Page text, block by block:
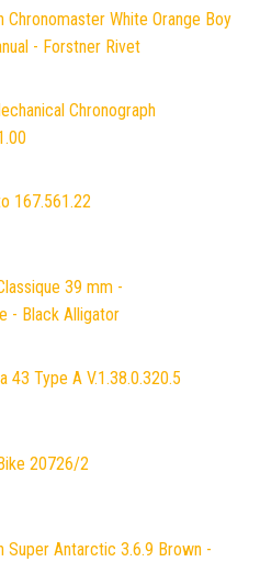
Chronomaster White Orange Boy
- Forstner Rivet
Chronograph
167.561.22
39 mm -
- Black Alligator
43 Type A V.1.38.0.320.5
20726/2
Super Antarctic 3.6.9 Brown -